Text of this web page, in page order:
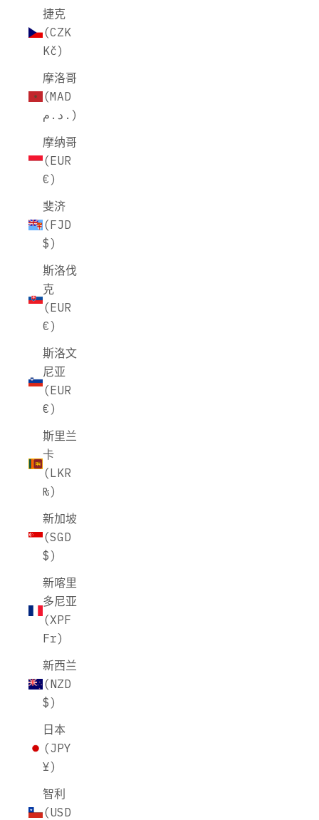
捷克
(CZK
Kč)
摩洛哥
(MAD
د.م.)
摩纳哥
(EUR
€)
斐济
(FJD
$)
斯洛伐
克
(EUR
€)
斯洛文
尼亚
(EUR
€)
斯里兰
卡
(LKR
₨)
新加坡
(SGD
$)
新喀里
多尼亚
(XPF
Fr)
新西兰
(NZD
$)
日本
(JPY
¥)
智利
(USD